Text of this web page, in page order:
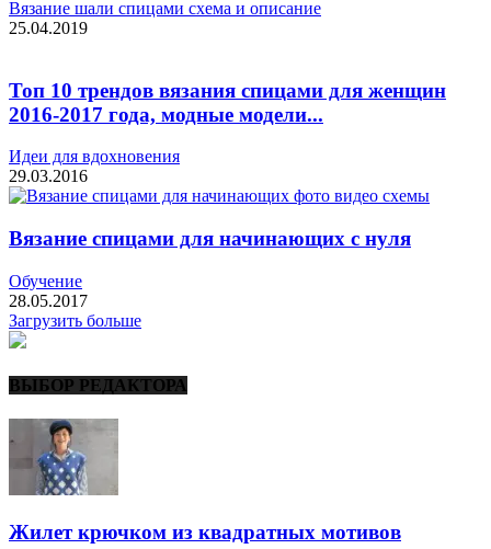
Вязание шали спицами схема и описание
25.04.2019
Топ 10 трендов вязания спицами для женщин
2016-2017 года, модные модели...
Идеи для вдохновения
29.03.2016
Вязание спицами для начинающих с нуля
Обучение
28.05.2017
Загрузить больше
ВЫБОР РЕДАКТОРА
Жилет крючком из квадратных мотивов